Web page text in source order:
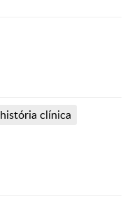
história clínica